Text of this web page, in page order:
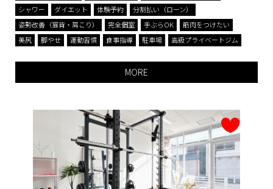
シャワー
ダイエット 体験予約
分割払い（ローン）
姿勢改善（猫背・肩こり）
完全個室 手ぶらOK
筋肉をつけたい
美尻
脚やせ 運動習慣 食事指導 駐車場 高級プライベートジム
MORE